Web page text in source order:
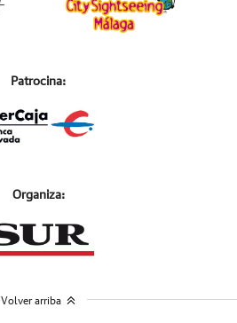
Patrocina:
Organiza:
Volver arriba